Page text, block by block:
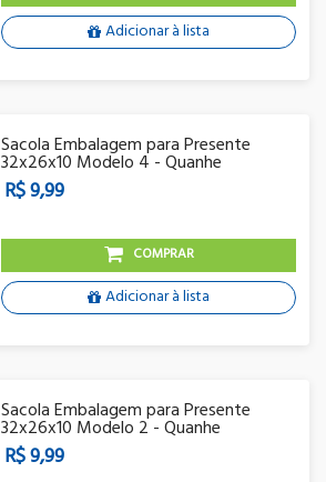
Adicionar à lista
Sacola Embalagem para Presente
32x26x10 Modelo 4 - Quanhe
R$ 9,99
COMPRAR
Adicionar à lista
Sacola Embalagem para Presente
32x26x10 Modelo 2 - Quanhe
R$ 9,99